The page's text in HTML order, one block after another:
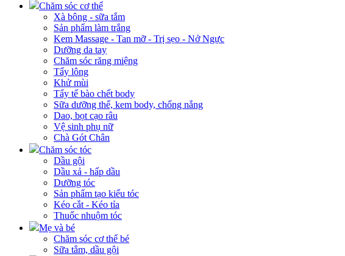
Chăm sóc cơ thể
Xà bông - sữa tắm
Sản phẩm làm trắng
Kem Massage - Tan mỡ - Trị sẹo - Nở Ngực
Dưỡng da tay
Chăm sóc răng miệng
Tẩy lông
Khử mùi
Tẩy tế bào chết body
Sữa dưỡng thể, kem body, chống nắng
Dao, bọt cạo râu
Vệ sinh phụ nữ
Chà Gót Chân
Chăm sóc tóc
Dầu gội
Dầu xả - hấp dầu
Dưỡng tóc
Sản phẩm tạo kiểu tóc
Kéo cắt - Kéo tỉa
Thuốc nhuộm tóc
Mẹ và bé
Chăm sóc cơ thể bé
Sữa tắm, dầu gội